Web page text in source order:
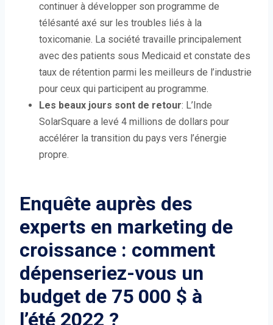
continuer à développer son programme de
télésanté axé sur les troubles liés à la
toxicomanie. La société travaille principalement
avec des patients sous Medicaid et constate des
taux de rétention parmi les meilleurs de l’industrie
pour ceux qui participent au programme.
Les beaux jours sont de retour: L’Inde
SolarSquare a levé 4 millions de dollars pour
accélérer la transition du pays vers l’énergie
propre.
Enquête auprès des
experts en marketing de
croissance : comment
dépenseriez-vous un
budget de 75 000 $ à
l’été 2022 ?